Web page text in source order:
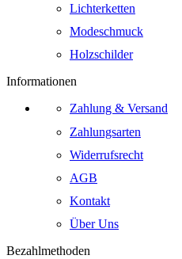
Lichterketten
Modeschmuck
Holzschilder
Informationen
Zahlung & Versand
Zahlungsarten
Widerrufsrecht
AGB
Kontakt
Über Uns
Bezahlmethoden